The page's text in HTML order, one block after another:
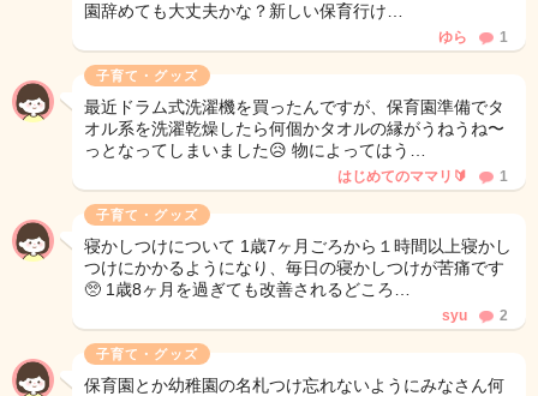
園辞めても大丈夫かな？新しい保育行け…
ゆら 1
子育て・グッズ
最近ドラム式洗濯機を買ったんですが、保育園準備でタ
オル系を洗濯乾燥したら何個かタオルの縁がうねうね〜
っとなってしまいました😥 物によってはう…
はじめてのママリ🔰 1
子育て・グッズ
寝かしつけについて 1歳7ヶ月ごろから１時間以上寝かし
つけにかかるようになり、毎日の寝かしつけが苦痛です
🥺 1歳8ヶ月を過ぎても改善されるどころ…
syu 2
子育て・グッズ
保育園とか幼稚園の名札つけ忘れないようにみなさん何